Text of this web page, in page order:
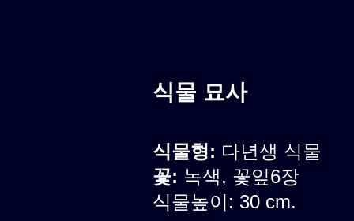
식물 묘사
식물형: 다년생 식물
꽃: 녹색, 꽃잎6장
식물높이: 30 cm.